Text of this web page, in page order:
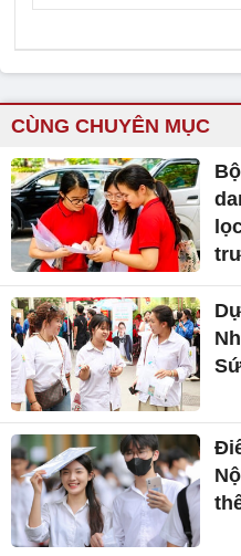
CÙNG CHUYÊN MỤC